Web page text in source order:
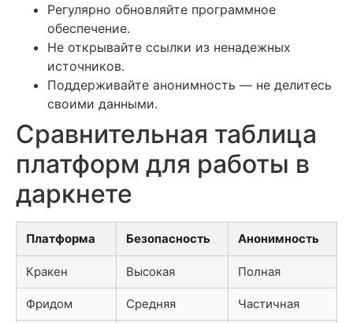
Регулярно обновляйте программное
обеспечение.
Не открывайте ссылки из ненадежных
источников.
Поддерживайте анонимность — не делитесь
своими данными.
Сравнительная таблица
платформ для работы в
даркнете
Платформа Безопасность Анонимность
Кракен Высокая Полная
Фридом Средняя Частичная